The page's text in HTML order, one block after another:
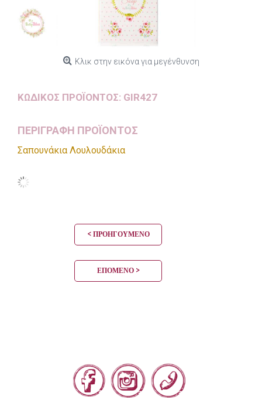
Κλικ στην εικόνα για μεγένθυνση
ΚΩΔΙΚΌΣ ΠΡΟΪΌΝΤΟΣ: GIR427
ΠΕΡΙΓΡΑΦΗ ΠΡΟΪΟΝΤΟΣ
Σαπουνάκια Λουλουδάκια
< ΠΡΟΗΓΟΎΜΕΝΟ
ΕΠΌΜΕΝΟ >